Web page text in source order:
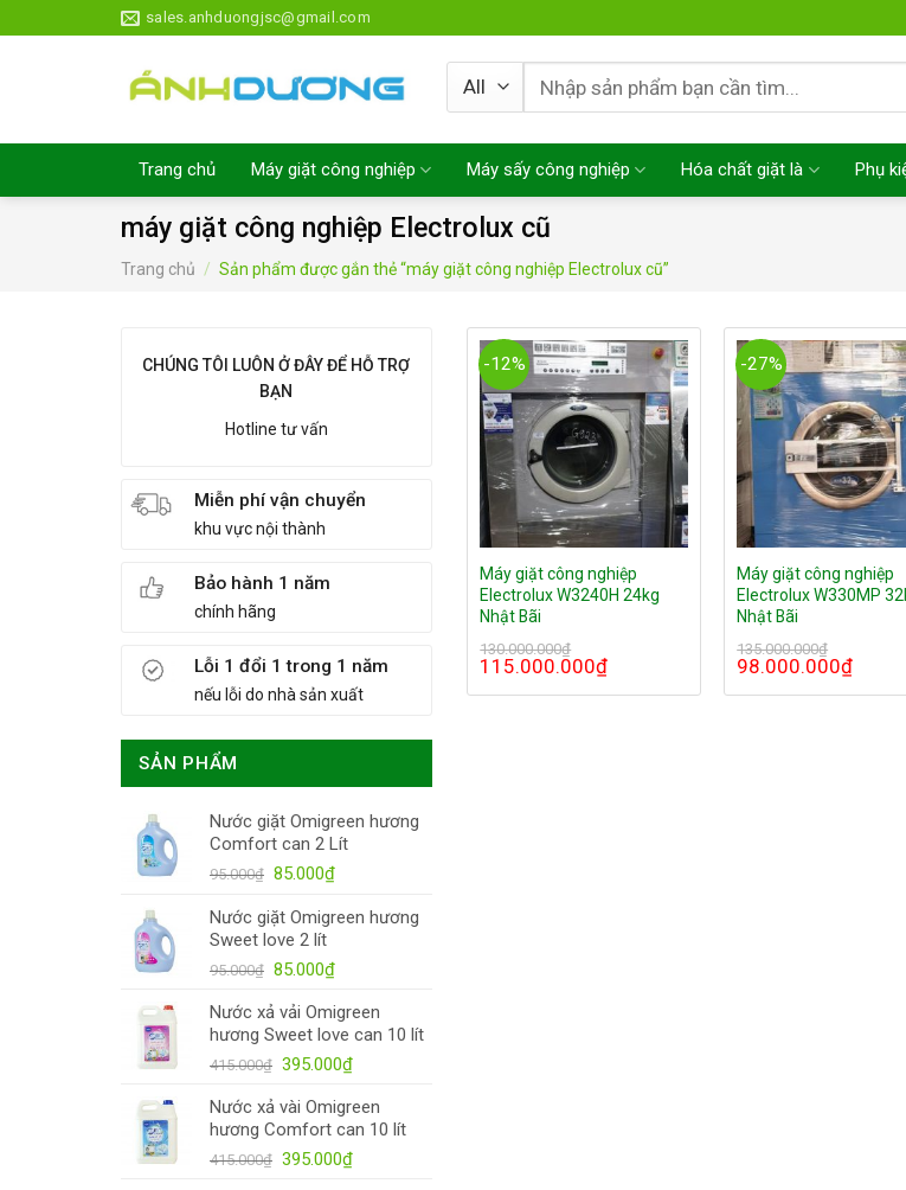
to
sales.anhduongjsc@gmail.com
Tìm
kiếm:
Trang chủ Máy giặt công nghiệp Máy sấy công nghiệp Hóa chất giặt là Phụ
máy giặt công nghiệp Electrolux cũ
Trang chủ / Sản phẩm được gắn thẻ “máy giặt công nghiệp Electrolux cũ”
CHÚNG TÔI LUÔN Ở ĐÂY ĐỂ HỖ TRỢ
BẠN
Hotline tư vấn
Miễn phí vận chuyển
khu vực nội thành
Bảo hành 1 năm
chính hãng
Lỗi 1 đổi 1 trong 1 năm
nếu lỗi do nhà sản xuất
SẢN PHẨM
Nước giặt Omigreen hương
Comfort can 2 Lít
95.000₫ 85.000₫
Nước giặt Omigreen hương
Sweet love 2 lít
95.000₫ 85.000₫
Nước xả vải Omigreen
hương Sweet love can 10 lít
415.000₫ 395.000₫
Nước xả vài Omigreen
hương Comfort can 10 lít
415.000₫ 395.000₫
-12%
Máy giặt công nghiệp
Electrolux W3240H 24kg
Nhật Bãi
130.000.000₫
115.000.000₫
-27%
Máy giặt công nghiệp
Electrolux W330MP
Nhật Bãi
135.000.000₫
98.000.000₫